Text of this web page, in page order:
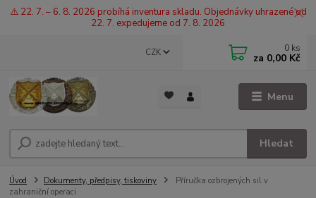
⚠️ 22. 7. – 6. 8. 2026 probíhá inventura skladu. Objednávky uhrazené od
22. 7. expedujeme od 7. 8. 2026
Menu
CZK
Hledat
0 ks
za 0,00 Kč
Úvod Dokumenty, předpisy, tiskoviny
Příručka ozbrojených sil v
zahraniční operaci